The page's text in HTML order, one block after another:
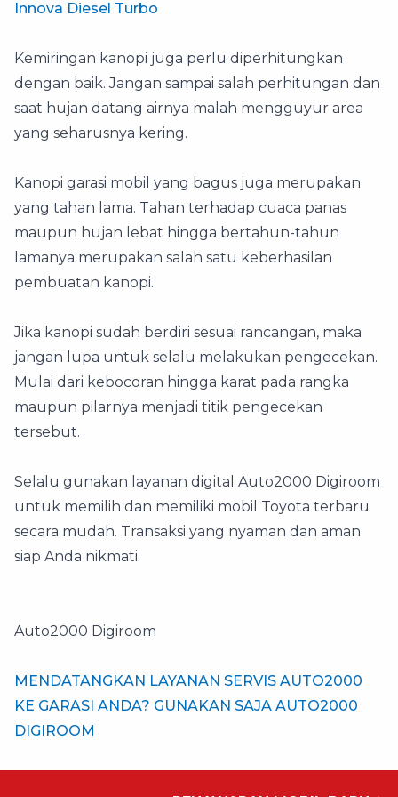
Innova Diesel Turbo
Kemiringan kanopi juga perlu diperhitungkan
dengan baik. Jangan sampai salah perhitungan dan
saat hujan datang airnya malah mengguyur area
yang seharusnya kering.
Kanopi garasi mobil yang bagus juga merupakan
yang tahan lama. Tahan terhadap cuaca panas
maupun hujan lebat hingga bertahun-tahun
lamanya merupakan salah satu keberhasilan
pembuatan kanopi.
Jika kanopi sudah berdiri sesuai rancangan, maka
jangan lupa untuk selalu melakukan pengecekan.
Mulai dari kebocoran hingga karat pada rangka
maupun pilarnya menjadi titik pengecekan
tersebut.
Selalu gunakan layanan digital Auto2000 Digiroom
untuk memilih dan memiliki mobil Toyota terbaru
secara mudah. Transaksi yang nyaman dan aman
siap Anda nikmati.
Auto2000 Digiroom
MENDATANGKAN LAYANAN SERVIS AUTO2000
KE GARASI ANDA? GUNAKAN SAJA AUTO2000
DIGIROOM